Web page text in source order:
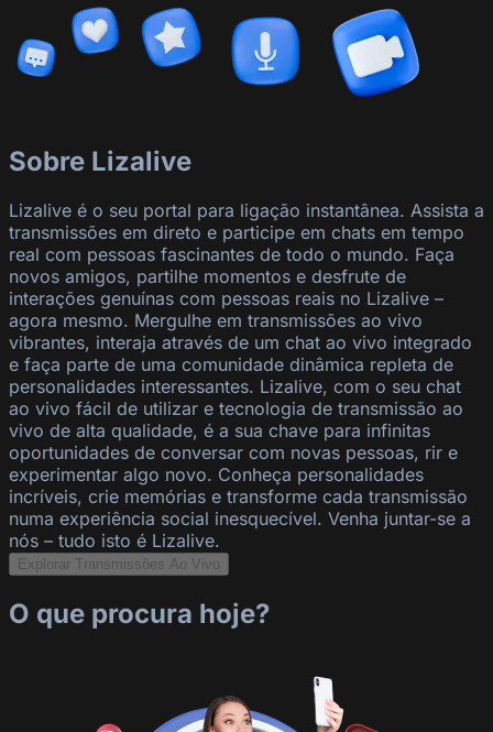
Sobre Lizalive
Lizalive é o seu portal para ligação instantânea. Assista a
transmissões em direto e participe em chats em tempo
real com pessoas fascinantes de todo o mundo. Faça
novos amigos, partilhe momentos e desfrute de
interações genuínas com pessoas reais no Lizalive –
agora mesmo. Mergulhe em transmissões ao vivo
vibrantes, interaja através de um chat ao vivo integrado
e faça parte de uma comunidade dinâmica repleta de
personalidades interessantes. Lizalive, com o seu chat
ao vivo fácil de utilizar e tecnologia de transmissão ao
vivo de alta qualidade, é a sua chave para infinitas
oportunidades de conversar com novas pessoas, rir e
experimentar algo novo. Conheça personalidades
incríveis, crie memórias e transforme cada transmissão
numa experiência social inesquecível. Venha juntar-se a
nós – tudo isto é Lizalive.
Explorar Transmissões Ao Vivo
O que procura hoje?